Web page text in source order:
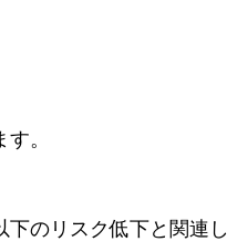
。
のリスク低下と関連し